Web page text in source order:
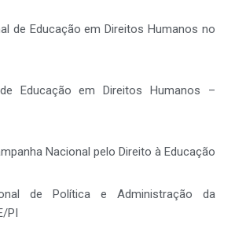
de Educação em Direitos Humanos no
Educação em Direitos Humanos –
Nacional pelo Direito à Educação
de Política e Administração da
PI